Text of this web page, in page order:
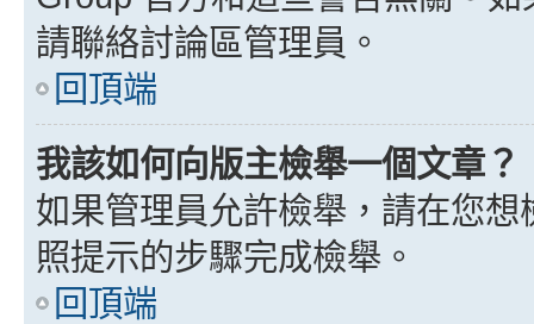
請聯絡討論區管理員。
回頂端
我該如何向版主檢舉一個文章？
如果管理員允許檢舉，請在您
照提示的步驟完成檢舉。
回頂端